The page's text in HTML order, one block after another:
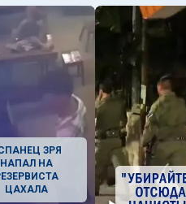
ЗРЯ
НАПАЛ НА
ЦАХАЛА